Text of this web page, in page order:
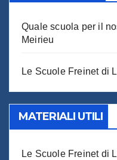
Quale scuola per il
Meirieu
Le Scuole Freinet di
MATERIALI UTILI
Le Scuole Freinet di